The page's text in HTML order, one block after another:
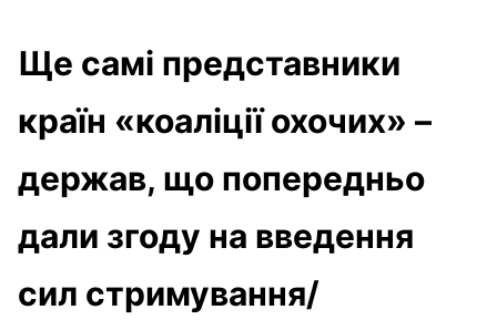
Ще самі представники
країн «коаліції охочих» –
держав, що попередньо
дали згоду на введення
сил стримування/